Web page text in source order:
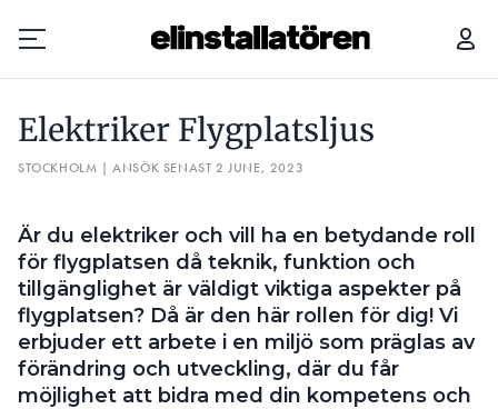
Prenumerera
Lediga jobb
Annonsera
Läs E-tidningen
Elektriker Flygplatsljus
STOCKHOLM | ANSÖK SENAST 2 JUNE, 2023
Är du elektriker och vill ha en betydande roll
för flygplatsen då teknik, funktion och
tillgänglighet är väldigt viktiga aspekter på
flygplatsen? Då är den här rollen för dig! Vi
erbjuder ett arbete i en miljö som präglas av
förändring och utveckling, där du får
möjlighet att bidra med din kompetens och
ELEKTRIKER FLYGPLATSLJUS